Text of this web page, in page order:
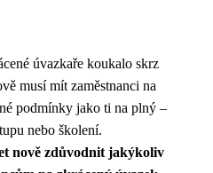
úvazkaře koukalo skrz
musí mít zaměstnanci na
podmínky jako ti na plný –
nebo školení.
nově zdůvodnit jakýkoliv